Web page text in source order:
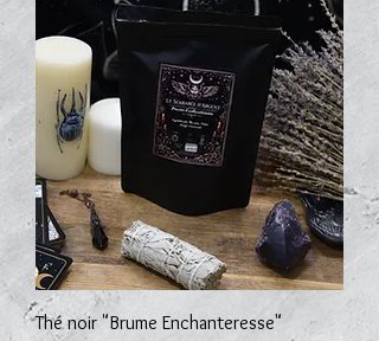
Thé noir "Brume Enchanteresse"